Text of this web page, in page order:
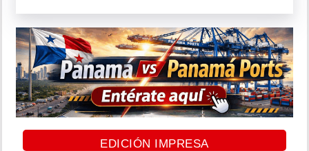
EDICIÓN IMPRESA